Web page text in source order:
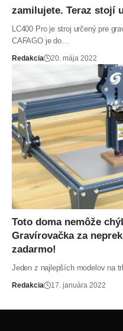
zamilujete. Teraz stojí
LC400 Pro je stroj určený pre
CAFAGO je do…
Redakcia 20. mája 2022
Toto doma nemôže
Gravírovačka za
zadarmo!
Jeden z najlepších modelov na
Redakcia 17. januára 2022